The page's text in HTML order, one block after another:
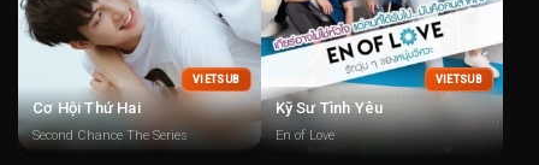
VIETSUB
Cơ Hội Thứ Hai
Second Chance The Series
VIETSUB
Kỹ Sư Tình Yêu
En of Love